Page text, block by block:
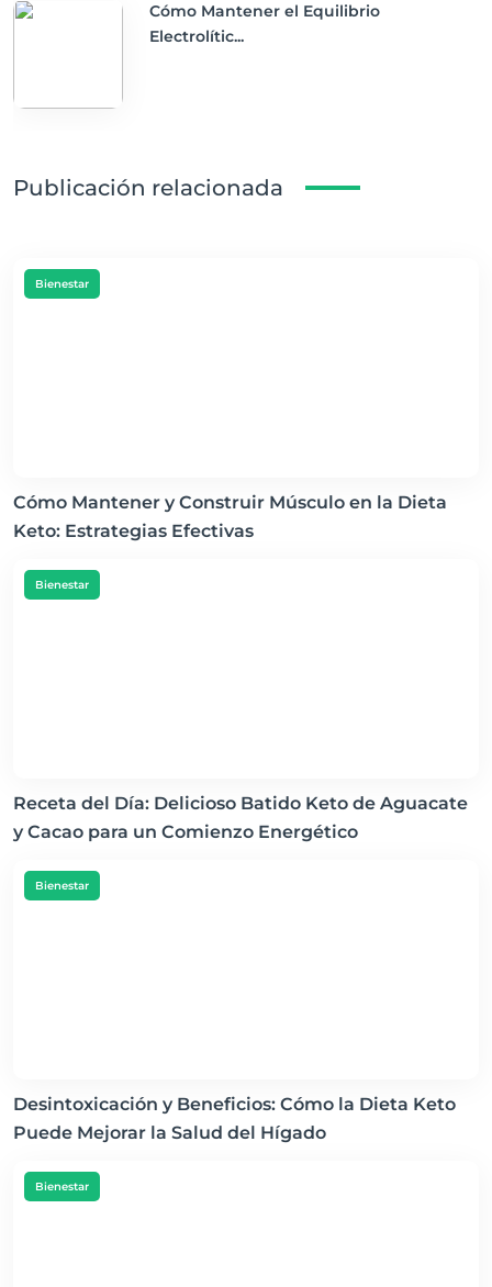
Cómo Mantener el Equilibrio
Electrolític...
Publicación relacionada
Bienestar
Cómo Mantener y Construir Músculo en la Dieta
Keto: Estrategias Efectivas
Bienestar
Receta del Día: Delicioso Batido Keto de Aguacate
y Cacao para un Comienzo Energético
Bienestar
Desintoxicación y Beneficios: Cómo la Dieta Keto
Puede Mejorar la Salud del Hígado
Bienestar